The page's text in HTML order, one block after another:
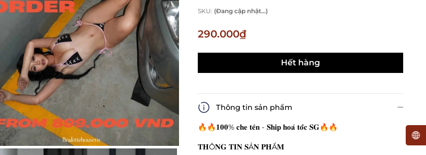
SKU: (Đang cập nhật...)
290.000₫
Hết hàng
Thông tin sản phẩm
🔥🔥𝟏𝟎𝟎% 𝐜𝐡𝐞 𝐭𝐞̂𝐧 - 𝐒𝐡𝐢𝐩 𝐡𝐨𝐚̉ 𝐭𝐨̂́𝐜 𝐒𝐆🔥🔥
𝐓𝐇Ô𝐍𝐆 𝐓𝐈𝐍 𝐒Ả𝐍 𝐏𝐇Ẩ𝐌